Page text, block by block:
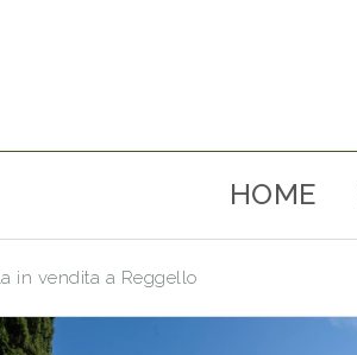
HOME
in vendita a Reggello